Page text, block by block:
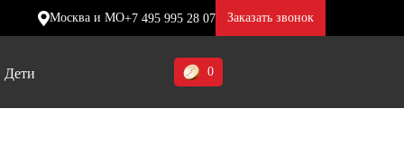
Москва и МО+7 495 995 28 07 Заказать звонок
Дети 0